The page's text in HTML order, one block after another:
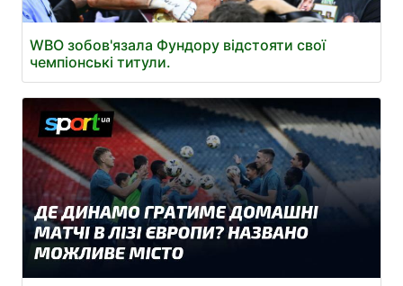
WBO зобов'язала Фундору відстояти свої
чемпіонські титули.